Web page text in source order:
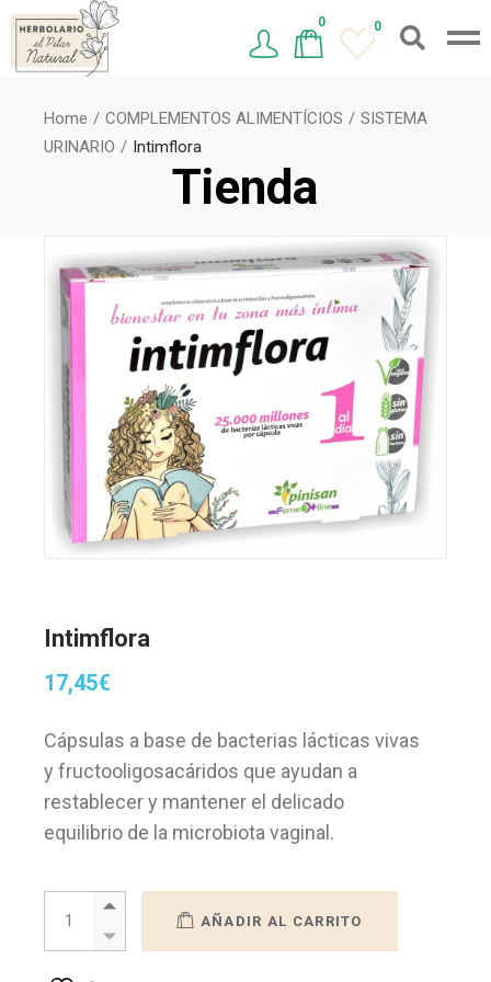
0 0
Tienda
Home COMPLEMENTOS ALIMENTÍCIOS
SISTEMA
URINARIO
Intimflora
Intimflora
17,45€
Cápsulas a base de bacterias lácticas vivas
y fructooligosacáridos que ayudan a
restablecer y mantener el delicado
equilibrio de la microbiota vaginal.
Intimflora quantity
AÑADIR AL CARRITO